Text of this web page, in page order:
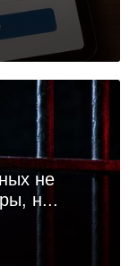
не
н...